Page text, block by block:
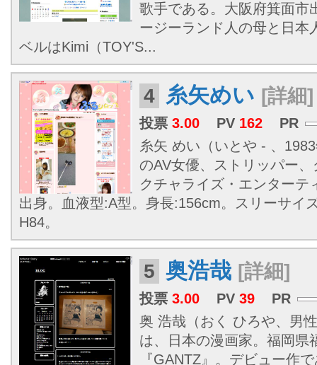
歌手である。大阪府箕面市
ージーランド人の母と日本
ベルはKimi（TOY'S...
4 糸矢めい [詳細]
投票 3.00 PV 162
PR
糸矢 めい（いとや - 、
のAV女優、ストリッパー
クチャライズ・エンターテ
出身。血液型:A型。身長:156cm。スリーサイ
H84。
5 奥浩哉 [詳細]
投票 3.00 PV 39
PR
奥 浩哉（おく ひろや、男
は、日本の漫画家。福岡県
『GANTZ』。デビュー作